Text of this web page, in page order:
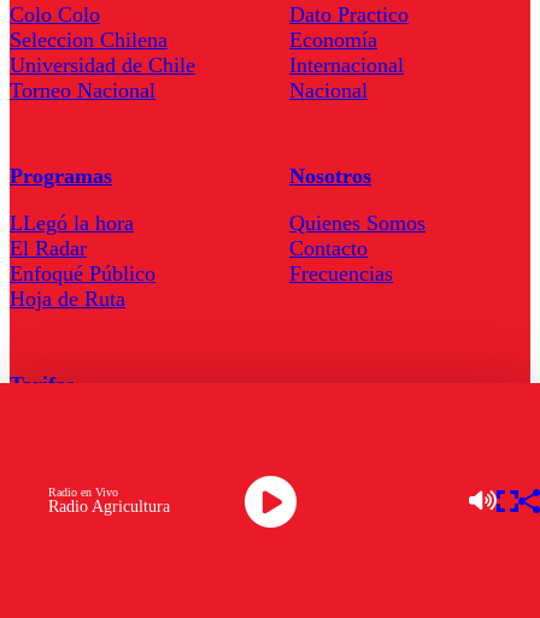
Radio Agricultura
Radio en Vivo
Colo Colo
Seleccion Chilena
Universidad de Chile
Torneo Nacional
Dato Practico
Economía
Internacional
Nacional
Programas
LLegó la hora
El Radar
Enfoqué Público
Hoja de Ruta
Nosotros
Quienes Somos
Contacto
Frecuencias
Tarifas